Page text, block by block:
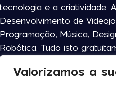
Valorizamos a
tecnologia e a criatividade:
Desenvolvimento de
Programação, Música,
Robótica. Tudo isto
Coimbra, Lisboa e Porto.